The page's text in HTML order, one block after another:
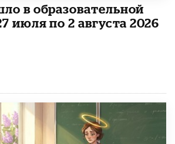
в образовательной
июля по 2 августа 2026